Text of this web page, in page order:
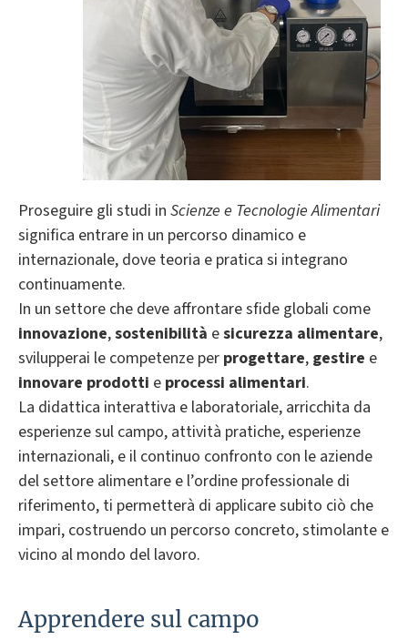
Proseguire gli studi in Scienze e Tecnologie Alimentari
significa entrare in un percorso dinamico e
internazionale, dove teoria e pratica si integrano
continuamente.
In un settore che deve affrontare sfide globali come
innovazione,sostenibilità esicurezza alimentare,
svilupperai le competenze per progettare, gestire e
innovare prodotti e processi alimentari.
La didattica interattiva e laboratoriale, arricchita da
esperienze sul campo, attività pratiche, esperienze
internazionali, e il continuo confronto con le aziende
del settore alimentare e l’ordine professionale di
riferimento, ti permetterà di applicare subito ciò che
impari, costruendo un percorso concreto, stimolante e
vicino al mondo del lavoro.
Apprendere sul campo